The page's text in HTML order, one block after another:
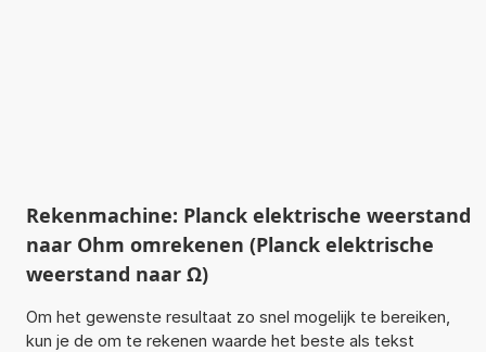
Rekenmachine: Planck elektrische weerstand
naar Ohm omrekenen (Planck elektrische
weerstand naar Ω)
Om het gewenste resultaat zo snel mogelijk te bereiken,
kun je de om te rekenen waarde het beste als tekst